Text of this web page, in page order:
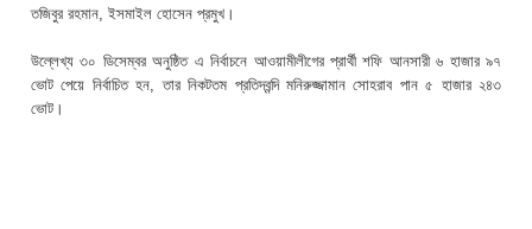
তজিবুর রহমান, ইসমাইল হোসেন প্রমুখ।
উল্লেখ্য ৩০ ডিসেম্বর অনুষ্ঠিত এ নির্বাচনে আওয়ামীলীগের প্রার্থী শফি আনসারী ৬ হাজার ৯৭
ভোট পেয়ে নির্বাচিত হন, তার নিকটতম প্রতিদ্বন্দি মনিরুজ্জামান সোহরাব পান ৫ হাজার ২৪৩
ভোট।